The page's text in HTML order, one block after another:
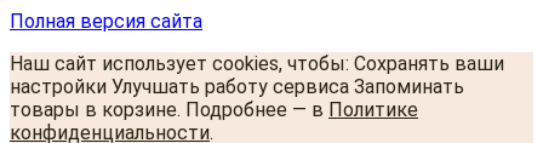
Полная версия сайта
Наш сайт использует cookies, чтобы: Сохранять ваши
настройки Улучшать работу сервиса Запоминать
товары в корзине. Подробнее — в Политике
конфиденциальности.